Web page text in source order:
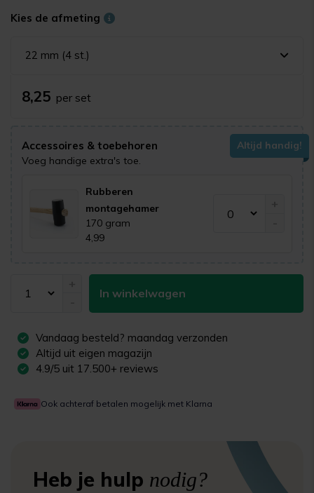
Kies de afmeting
22 mm (4 st.)
8,25 per set
Altijd handig!
Accessoires & toebehoren
Voeg handige extra's toe.
Rubberen
montagehamer
170 gram
4,99
In winkelwagen
Vandaag besteld? maandag verzonden
Altijd uit eigen magazijn
4.9/5 uit 17.500+ reviews
Ook achteraf betalen mogelijk met Klarna
Heb je hulp nodig?